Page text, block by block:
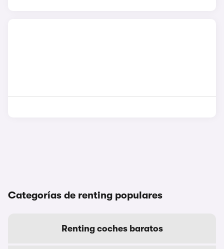
Categorías de renting populares
Renting coches baratos